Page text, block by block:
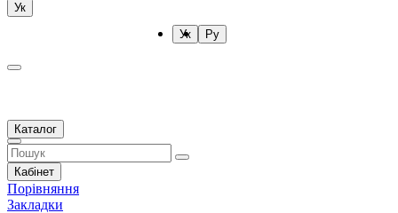
Ук
Ук
Ру
Каталог
Кабінет
Порівняння
Закладки